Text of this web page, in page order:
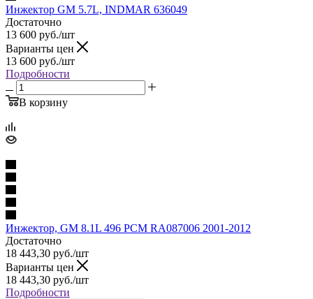
Инжектор GM 5.7L, INDMAR 636049
Достаточно
13 600 руб./шт
Варианты цен
13 600 руб./шт
Подробности
В корзину
Инжектор, GM 8.1L 496 PCM RA087006 2001-2012
Достаточно
18 443,30 руб./шт
Варианты цен
18 443,30 руб./шт
Подробности